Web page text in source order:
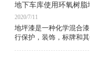
地下车库使用环氧树脂
2020/7/11
地坪漆是一种化学混合
行保护，装饰，标牌和